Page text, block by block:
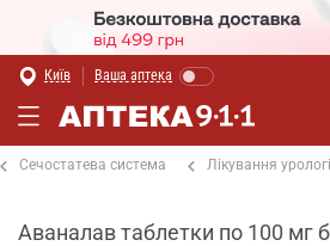
Київ Ваша аптека
Сечостатева система Лікування
Аваналав таблетки по 100 мг